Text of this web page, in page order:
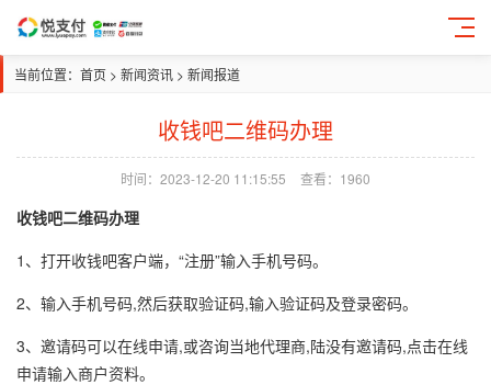
当前位置： 首页 > 新闻资讯 > 新闻报道
收钱吧二维码办理
时间：2023-12-20 11:15:55 查看： 1960
收钱吧二维码办理
1、打开收钱吧客户端，“注册”输入手机号码。
2、输入手机号码,然后获取验证码,输入验证码及登录密码。
3、邀请码可以在线申请,或咨询当地代理商,陆没有邀请码,点击在线
申请输入商户资料。